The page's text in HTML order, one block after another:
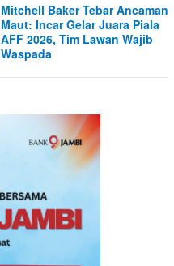
Mitchell Baker Tebar Ancaman
Maut: Incar Gelar Juara Piala
AFF 2026, Tim Lawan Wajib
Waspada